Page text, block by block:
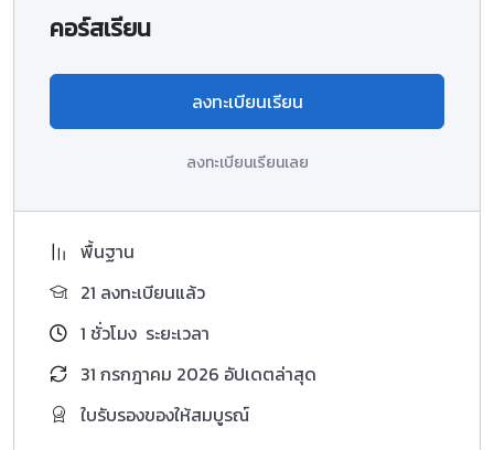
คอร์สเรียน
ลงทะเบียนเรียน
ลงทะเบียนเรียนเลย
พื้นฐาน
21 ลงทะเบียนแล้ว
1 ชั่วโมง ระยะเวลา
31 กรกฎาคม 2026 อัปเดตล่าสุด
ใบรับรองของให้สมบูรณ์